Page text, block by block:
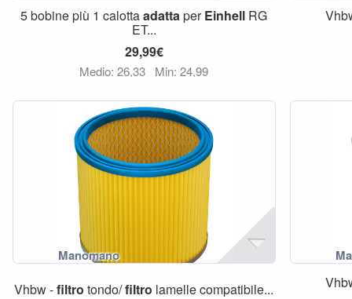
5 bobine più 1 calottaadattaperEinhell RG
ET...
29,99€
Medio: 26,33 Min: 24,99
Vhbw -filtro tondo/filtro lamelle compatibile...